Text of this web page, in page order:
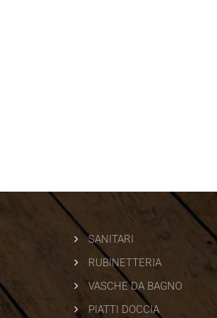
5
SANITARI
5
RUBINETTERIA
5
VASCHE DA BAGNO
5
PIATTI DOCCIA